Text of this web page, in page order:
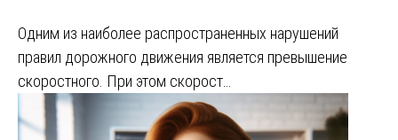
Одним из наиболее распространенных нарушений
правил дорожного движения является превышение
скоростного. При этом скорост…